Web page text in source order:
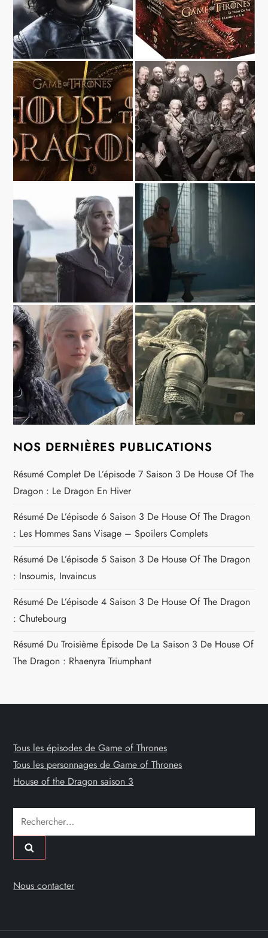
NOS DERNIÈRES PUBLICATIONS
Résumé Complet De L’épisode 7 Saison 3 De House Of The
Dragon : Le Dragon En Hiver
Résumé De L’épisode 6 Saison 3 De House Of The Dragon
: Les Hommes Sans Visage – Spoilers Complets
Résumé De L’épisode 5 Saison 3 De House Of The Dragon
: Insoumis, Invaincus
Résumé De L’épisode 4 Saison 3 De House Of The Dragon
: Chutebourg
Résumé Du Troisième Épisode De La Saison 3 De House Of
The Dragon : Rhaenyra Triumphant
Tous les épisodes de Game of Thrones
Tous les personnages de Game of Thrones
House of the Dragon saison 3
Rechercher :
Nous contacter